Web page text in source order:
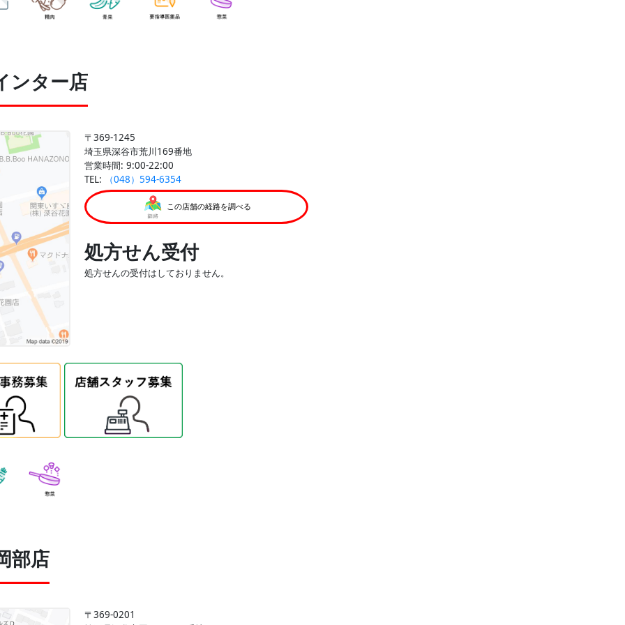
ンター店
〒369-1245
埼玉県深谷市荒川169番地
営業時間: 9:00-22:00
TEL:
（048）594-6354
この店舗の経路を調べる
処方せん受付
処方せんの受付はしておりません。
部店
〒369-0201